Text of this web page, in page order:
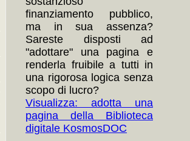
finanziamento pubblico,
ma in sua assenza?
Sareste disposti ad
"adottare" una pagina e
renderla fruibile a tutti in
una rigorosa logica senza
scopo di lucro?
Visualizza: adotta una
pagina della Biblioteca
digitale KosmosDOC